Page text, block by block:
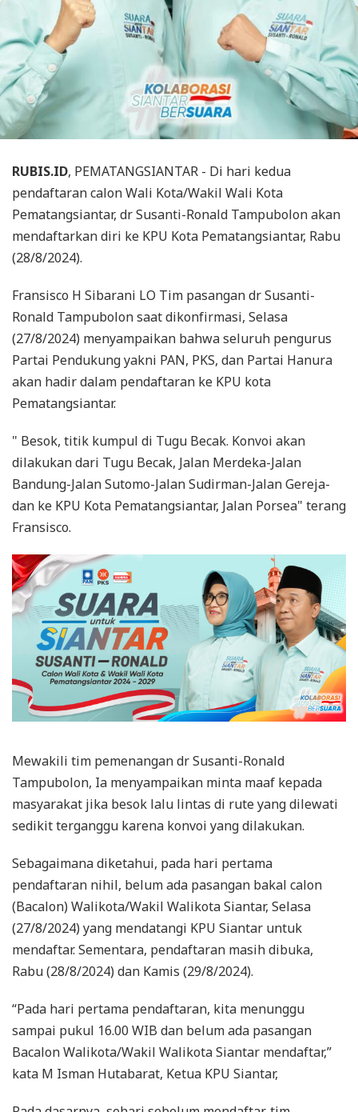
RUBIS.ID, PEMATANGSIANTAR - Di hari kedua
pendaftaran calon Wali Kota/Wakil Wali Kota
Pematangsiantar, dr Susanti-Ronald Tampubolon akan
mendaftarkan diri ke KPU Kota Pematangsiantar, Rabu
(28/8/2024).
Fransisco H Sibarani LO Tim pasangan dr Susanti-
Ronald Tampubolon saat dikonfirmasi, Selasa
(27/8/2024) menyampaikan bahwa seluruh pengurus
Partai Pendukung yakni PAN, PKS, dan Partai Hanura
akan hadir dalam pendaftaran ke KPU kota
Pematangsiantar.
" Besok, titik kumpul di Tugu Becak. Konvoi akan
dilakukan dari Tugu Becak, Jalan Merdeka-Jalan
Bandung-Jalan Sutomo-Jalan Sudirman-Jalan Gereja-
dan ke KPU Kota Pematangsiantar, Jalan Porsea" terang
Fransisco.
Mewakili tim pemenangan dr Susanti-Ronald
Tampubolon, Ia menyampaikan minta maaf kepada
masyarakat jika besok lalu lintas di rute yang dilewati
sedikit terganggu karena konvoi yang dilakukan.
Sebagaimana diketahui, pada hari pertama
pendaftaran nihil, belum ada pasangan bakal calon
(Bacalon) Walikota/Wakil Walikota Siantar, Selasa
(27/8/2024) yang mendatangi KPU Siantar untuk
mendaftar. Sementara, pendaftaran masih dibuka,
Rabu (28/8/2024) dan Kamis (29/8/2024).
“Pada hari pertama pendaftaran, kita menunggu
sampai pukul 16.00 WIB dan belum ada pasangan
Bacalon Walikota/Wakil Walikota Siantar mendaftar,”
kata M Isman Hutabarat, Ketua KPU Siantar,